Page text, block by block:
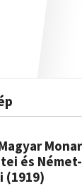
A
Utókor és
Galéria
Adatbázis
és
(1919)